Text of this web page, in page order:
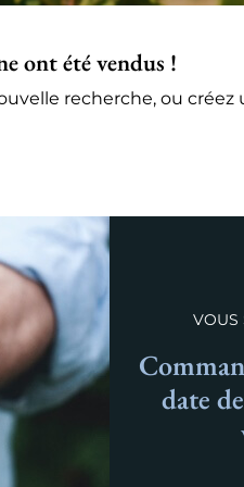
ont été vendus !
recherche, ou créez
VOUS
date